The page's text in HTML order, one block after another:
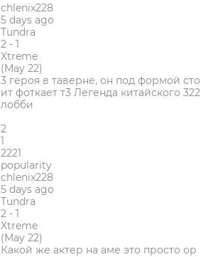
chlenix228
5 days ago
Tundra
2 - 1
Xtreme
(May 22)
3 героя в таверне, он под формой сто
ит фоткает т3 Легенда китайского 322
лобби
2
1
2221
popularity
chlenix228
5 days ago
Tundra
2 - 1
Xtreme
(May 22)
Какой же актер на аме это просто ор